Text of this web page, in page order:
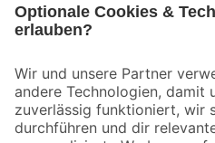
Der toom Newsletter: Keine Angebote
Zur Newsletter Anmeldung